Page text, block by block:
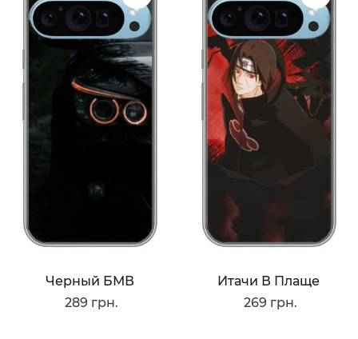
Черный БМВ
289 грн.
Итачи В Плаще
269 грн.